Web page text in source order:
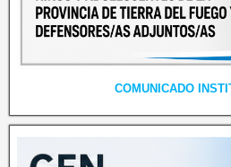
COMUNICADO